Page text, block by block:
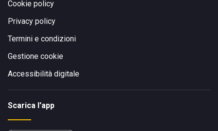
Cookie policy
Privacy policy
Termini e condizioni
Gestione cookie
Accessibilità digitale
Scarica l'app